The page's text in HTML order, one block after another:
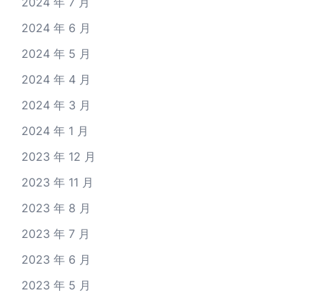
2024 年 6 月
2024 年 5 月
2024 年 4 月
2024 年 3 月
2024 年 1 月
2023 年 12 月
2023 年 11 月
2023 年 8 月
2023 年 7 月
2023 年 6 月
2023 年 5 月